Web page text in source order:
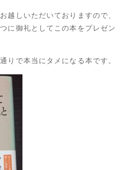
越しいただいておりますので、
に御礼としてこの本をプレゼン
りで本当にタメになる本です。